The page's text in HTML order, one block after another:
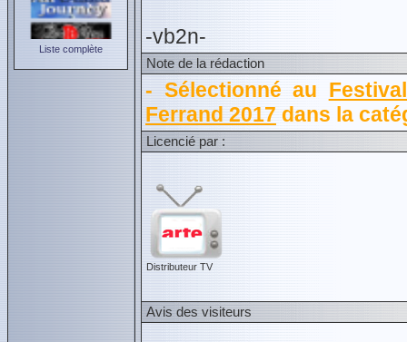
Liste complète
-vb2n-
Note de la rédaction
- Sélectionné au
Ferrand 2017 dans la
Licencié par :
Distributeur TV
Avis des visiteurs